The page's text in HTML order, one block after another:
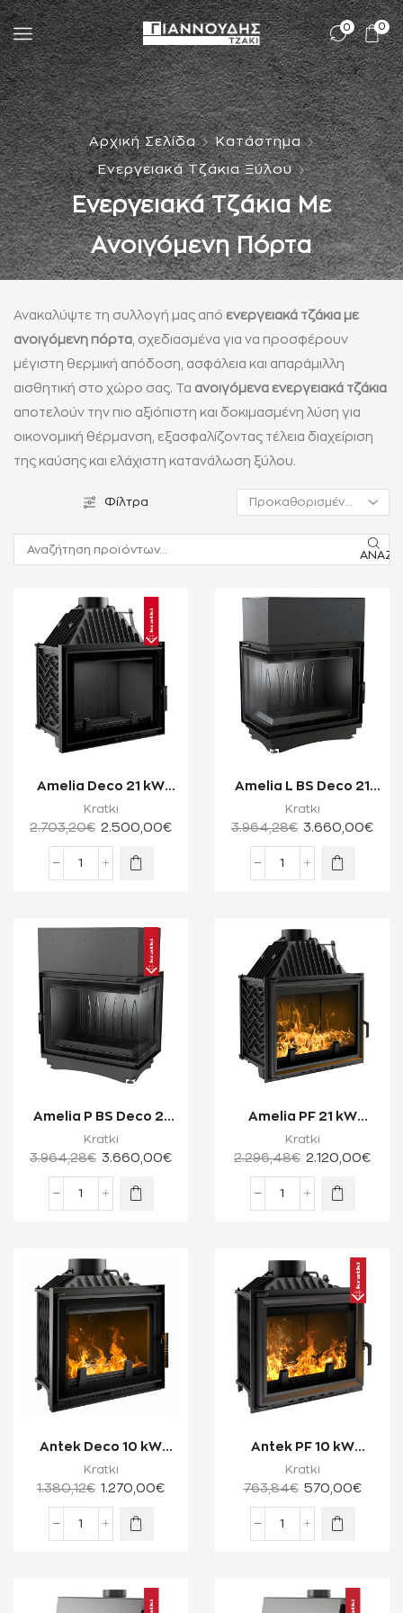
0 0
Αρχική Σελίδα Κατάστημα
Ενεργειακά Τζάκια Ξύλου
Ενεργειακά Τζάκια Με
Ανοιγόμενη Πόρτα
Ανακαλύψτε τη συλλογή μας από ενεργειακά τζάκια με
ανοιγόμενη πόρτα , σχεδιασμένα για να προσφέρουν
μέγιστη θερμική απόδοση, ασφάλεια και απαράμιλλη
αισθητική στο χώρο σας. Τα ανοιγόμενα ενεργειακά τζάκια
αποτελούν την πιο αξιόπιστη και δοκιμασμένη λύση για
οικονομική θέρμανση, εξασφαλίζοντας τέλεια διαχείριση
της καύσης και ελάχιστη κατανάλωση ξύλου.
Φίλτρα
Amelia Deco 21 kW
Ενεργειακό Τζάκι
Ξύλου Μίας Όψης...
Kratki
2.703,20€ 2.500,00€
Amelia L BS Deco 21
kW Ενεργειακό Τζάκι
Ξύλου Δύο ...
Kratki
3.964,28€ 3.660,00€
Amelia P BS Deco 21
kW Ενεργειακό Τζάκι
Ξύλου Δύο ...
Kratki
3.964,28€ 3.660,00€
Amelia PF 21 kW
Ενεργειακό Τζάκι
Ξύλου Μίας Όψης μ...
Kratki
2.296,48€ 2.120,00€
Antek Deco 10 kW
Ενεργειακό Τζάκι
Ξύλου Μίας Όψης ...
Kratki
1.380,12€ 1.270,00€
Antek PF 10 kW
Ενεργειακό Τζάκι
Ξύλου Μίας Όψης με...
Kratki
763,84€ 570,00€